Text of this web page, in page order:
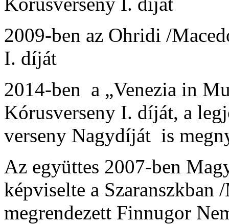
2009-ben az Ohridi /
I. díját
2014-ben a „Venezia in
Kórusverseny I. díját, a
verseny Nagydíját is
Az együttes 2007-ben
képviselte a
megrendezett Finnugor